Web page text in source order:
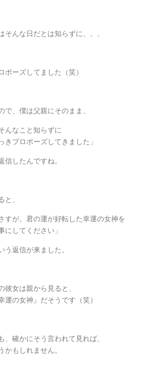
そんな日だとは知らずに、、、
ポーズしてました（笑）
で、僕は父親にそのまま、
んなこと知らずに
きプロポーズしてきました」
信したんですね。
と、
さすが。君の運が好転した幸運の女神を
にしてください」
う返信が来ました。
彼女は親から見ると、
運の女神』だそうです（笑）
、確かにそう言われて見れば、
かもしれません。